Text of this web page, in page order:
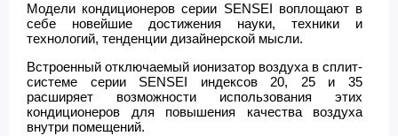
Модели кондиционеров серии SENSEI воплощают в
себе новейшие достижения науки, техники и
технологий, тенденции дизайнерской мысли.
Встроенный отключаемый ионизатор воздуха в сплит-
системе серии SENSEI индексов 20, 25 и 35
расширяет возможности использования этих
кондиционеров для повышения качества воздуха
внутри помещений.